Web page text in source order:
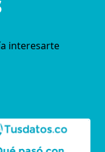
interesarte